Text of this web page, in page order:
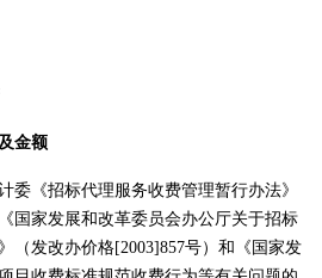
金额
委《招标代理服务收费管理暂行办法》
国家发展和改革委员会办公厅关于招标
（发改办价格[2003]857号）和《国家发